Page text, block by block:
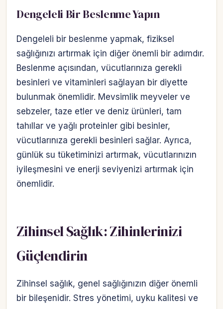
Dengeleli Bir Beslenme Yapın
Dengeleli bir beslenme yapmak, fiziksel
sağlığınızı artırmak için diğer önemli bir adımdır.
Beslenme açısından, vücutlarınıza gerekli
besinleri ve vitaminleri sağlayan bir diyette
bulunmak önemlidir. Mevsimlik meyveler ve
sebzeler, taze etler ve deniz ürünleri, tam
tahıllar ve yağlı proteinler gibi besinler,
vücutlarınıza gerekli besinleri sağlar. Ayrıca,
günlük su tüketiminizi artırmak, vücutlarınızın
iyileşmesini ve enerji seviyenizi artırmak için
önemlidir.
Zihinsel Sağlık: Zihinlerinizi
Güçlendirin
Zihinsel sağlık, genel sağlığınızın diğer önemli
bir bileşenidir. Stres yönetimi, uyku kalitesi ve